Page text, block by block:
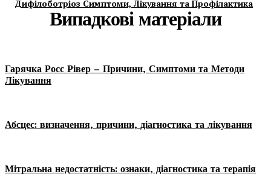
Дифілоботріоз Симптоми, Лікування та Профілактика
Випадкові матеріали
Гарячка Росс Рівер – Причини, Симптоми та Методи
Лікування
Абсцес: визначення, причини, діагностика та лікування
Мітральна недостатність: ознаки, діагностика та терапія